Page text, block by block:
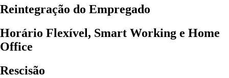
Reintegração do Empregado
Horário Flexível, Smart Working e Home
Office
Rescisão